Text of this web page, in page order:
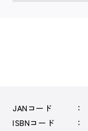
JANコード
ISBNコード